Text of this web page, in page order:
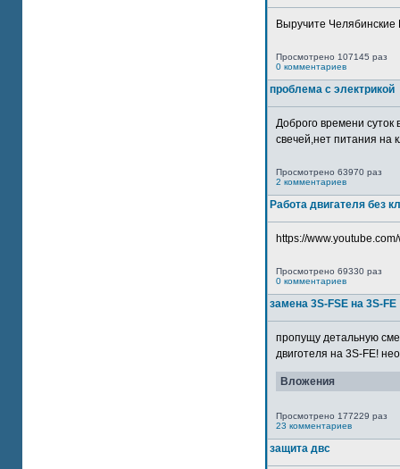
Выручите
Просмотрено 107145 раз
0 комментариев
проблема с электрикой
Доброго времени суток
свечей,нет питания на
Просмотрено 63970 раз
2 комментариев
Работа двигателя без
https://
Просмотрено 69330 раз
0 комментариев
замена 3S-FSE на 3S-FE
пропущу детальную
двиготеля на 3S-FE!
Вложения
Просмотрено 177229 раз
23 комментариев
защита двс